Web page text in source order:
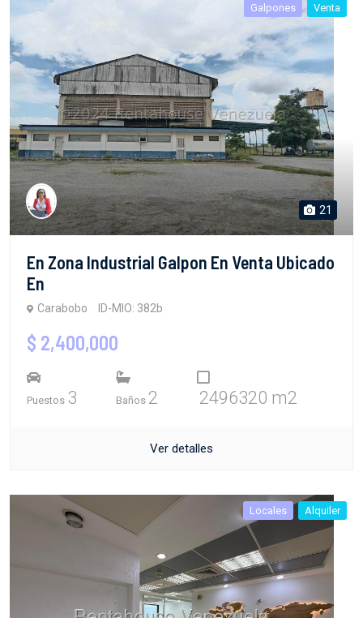
Galpones Venta
21
En Zona Industrial Galpon En Venta Ubicado
En
Carabobo ID-MIO: 382b
$ 2,400,000
Puestos 3 Baños 2 2496320 m2
Ver detalles
Locales Alquiler